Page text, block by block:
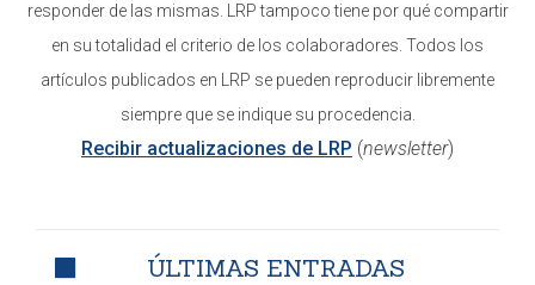
responder de las mismas. LRP tampoco tiene por qué compartir
en su totalidad el criterio de los colaboradores. Todos los
artículos publicados en LRP se pueden reproducir libremente
siempre que se indique su procedencia.
Recibir actualizaciones de LRP (newsletter)
ÚLTIMAS ENTRADAS